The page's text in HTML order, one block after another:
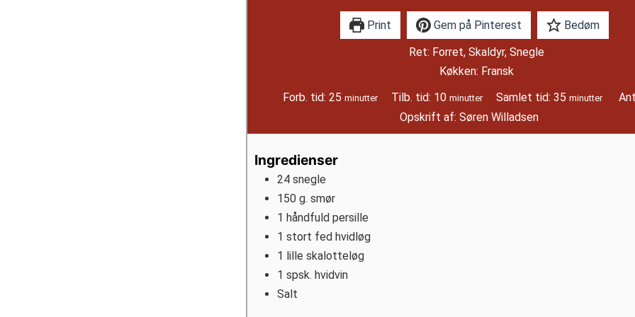
Print Gem på Pinterest
Bedøm
Ret: Forret, Skaldyr, Snegle
Køkken: Fransk
Forb. tid: 25minutter
minutter Tilb. tid: 10minutter
minutter Samlet tid: 35 minutter
minutter
Opskrift af:Søren Willadsen
Ingredienser
24 snegle
150 g. smør
1 håndfuld persille
1 stort fed hvidløg
1 lille skalotteløg
1 spsk. hvidvin
Salt